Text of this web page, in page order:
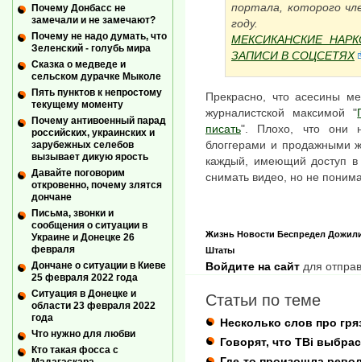
портала, которого
году.
МЕКСИКАНСКИЕ
ЗАПИСИ В СОЦСЕТЯХ
Прекрасно, что асесины
журналистской максимой "
писать". Плохо, что они
блоггерами и продажными
каждый, имеющий доступ в
снимать видео, но не
Жизнь Новости Беспредел
Штаты
Войдите на сайт для
Статьи по теме
Несколько слов про
Говорят, что ТВi
Почему Донбасс не
замечали и не замечают?
Почему не надо думать, что
Зеленский - голубь мира
Сказка о медведе и
сельском дурачке Мыколе
Пять пунктов к непростому
текущему моменту
Почему антивоенный парад
российских, украинских и
зарубежных селебов
вызывает дикую ярость
Давайте поговорим
откровенно, почему злятся
дончане
Письма, звонки и
сообщения о ситуации в
Украине и Донецке 26
февраля
Дончане о ситуации в Киеве
25 февраля 2022 года
Ситуация в Донецке и
области 23 февраля 2022
года
Что нужно для любви
Кто такая фосса с